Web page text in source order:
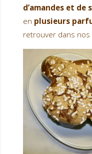
d’amandes et de
en plusieurs
retrouver dans nos